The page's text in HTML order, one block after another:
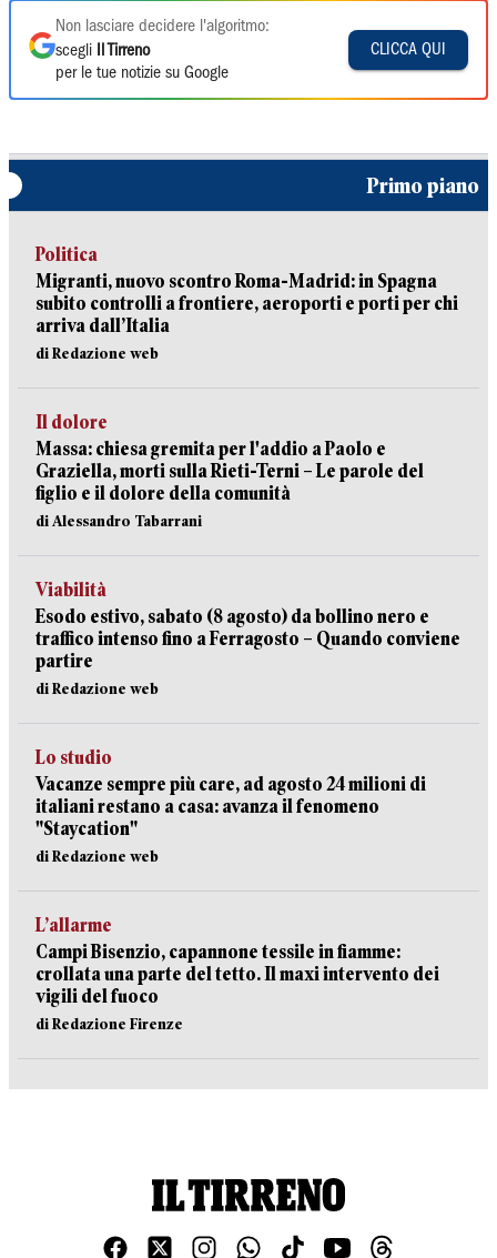
Non lasciare decidere l'algoritmo:
scegli
Il Tirreno
per le tue notizie su Google
CLICCA QUI
Primo piano
Politica
Migranti, nuovo scontro Roma-Madrid: in Spagna
subito controlli a frontiere, aeroporti e porti per chi
arriva dall’Italia
di Redazione web
Il dolore
Massa: chiesa gremita per l'addio a Paolo e
Graziella, morti sulla Rieti-Terni – Le parole del
figlio e il dolore della comunità
di Alessandro Tabarrani
Viabilità
Esodo estivo, sabato (8 agosto) da bollino nero e
traffico intenso fino a Ferragosto – Quando conviene
partire
di Redazione web
Lo studio
Vacanze sempre più care, ad agosto 24 milioni di
italiani restano a casa: avanza il fenomeno
"Staycation"
di Redazione web
L’allarme
Campi Bisenzio, capannone tessile in fiamme:
crollata una parte del tetto. Il maxi intervento dei
vigili del fuoco
di Redazione Firenze